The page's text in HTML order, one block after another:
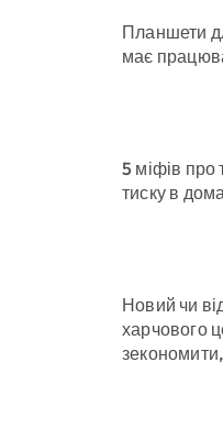
Планшети
має
5 міфів про
тиску в
Новий чи
харчового